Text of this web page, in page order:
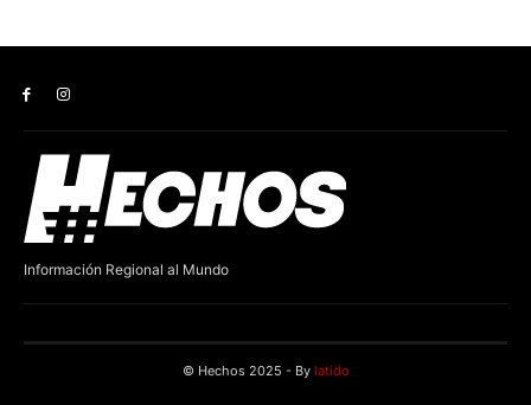
Información Regional al Mundo
© Hechos 2025 - By latido